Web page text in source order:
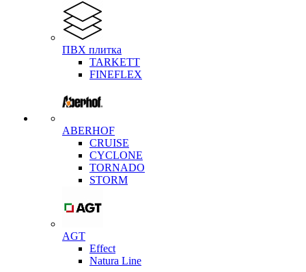
ПВХ плитка
TARKETT
FINEFLEX
ABERHOF
CRUISE
CYCLONE
TORNADO
STORM
AGT
Effect
Natura Line